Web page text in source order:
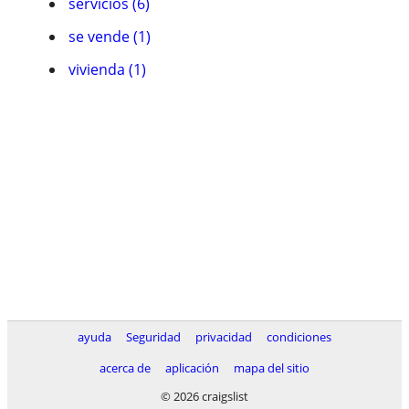
se vende (1)
vivienda (1)
ayuda Seguridad privacidad
condiciones
acerca de
aplicación
mapa del sitio
© 2026 craigslist